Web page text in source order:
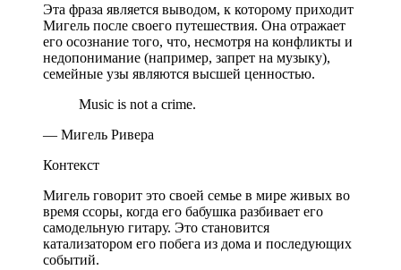
Эта фраза является выводом, к которому приходит
Мигель после своего путешествия. Она отражает
его осознание того, что, несмотря на конфликты и
недопонимание (например, запрет на музыку),
семейные узы являются высшей ценностью.
Music is not a crime.
— Мигель Ривера
Контекст
Мигель говорит это своей семье в мире живых во
время ссоры, когда его бабушка разбивает его
самодельную гитару. Это становится
катализатором его побега из дома и последующих
событий.